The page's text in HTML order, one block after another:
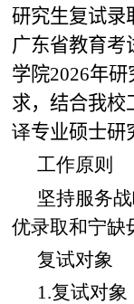
研究生复试录
广东省教育考
学院2026年研
求，结合我校
译专业硕士研
工作原则
坚持服务
优录取和宁缺
复试对象
1.复试对